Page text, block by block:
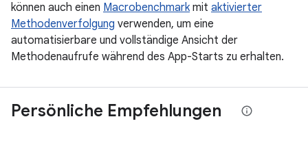
können auch einen Macrobenchmarkmit aktivierter
Methodenverfolgung verwenden, um eine
automatisierbare und vollständige Ansicht der
Methodenaufrufe während des App-Starts zu erhalten.
Persönliche Empfehlungen